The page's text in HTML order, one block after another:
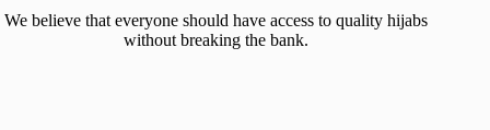
We believe that everyone should have access to quality hijabs
without breaking the bank.